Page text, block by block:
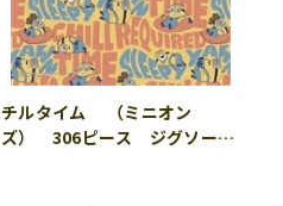
チルタイム （ミニオン
ズ） 306ピース ジグソーパ